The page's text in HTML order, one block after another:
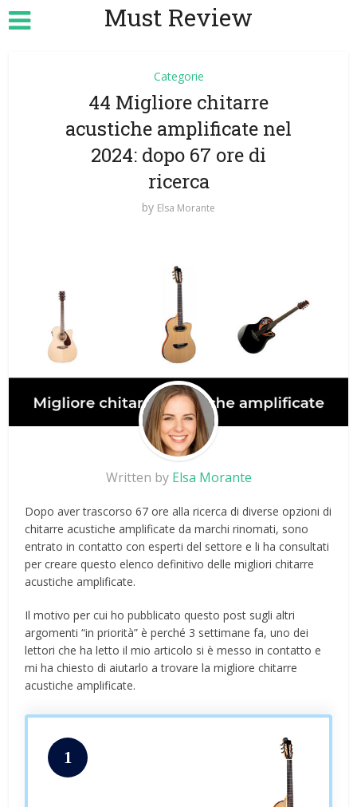
Must Review
Categorie
44 Migliore chitarre
acustiche amplificate nel
2024: dopo 67 ore di
ricerca
by Elsa Morante
Written by Elsa Morante
Dopo aver trascorso 67 ore alla ricerca di diverse opzioni di
chitarre acustiche amplificate da marchi rinomati, sono
entrato in contatto con esperti del settore e li ha consultati
per creare questo elenco definitivo delle migliori chitarre
acustiche amplificate.
Il motivo per cui ho pubblicato questo post sugli altri
argomenti “in priorità” è perché 3 settimane fa, uno dei
lettori che ha letto il mio articolo si è messo in contatto e
mi ha chiesto di aiutarlo a trovare la migliore chitarre
acustiche amplificate.
1